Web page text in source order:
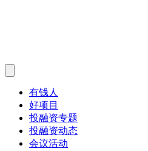
有钱人
好项目
投融资专题
投融资动态
会议活动